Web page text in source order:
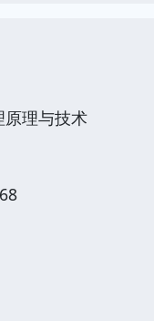
理与技术